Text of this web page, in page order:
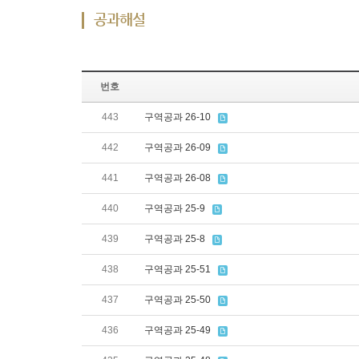
공과해설
번호
443 구역공과 26-10
442 구역공과 26-09
441 구역공과 26-08
440 구역공과 25-9
439 구역공과 25-8
438 구역공과 25-51
437 구역공과 25-50
436 구역공과 25-49